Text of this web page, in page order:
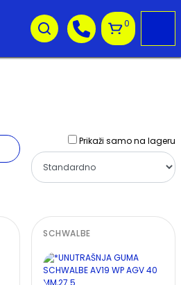
0
Prikaži samo na lageru
SCHWALBE